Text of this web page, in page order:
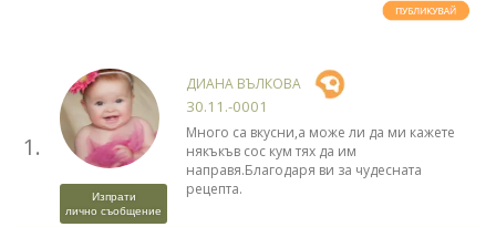
1.
Изпрати
лично съобщение
ДИАНА ВЪЛКОВА
30.11.-0001
Много са вкусни,а може ли да ми кажете
някъкъв сос кум тях да им
направя.Благодаря ви за чудесната
рецепта.